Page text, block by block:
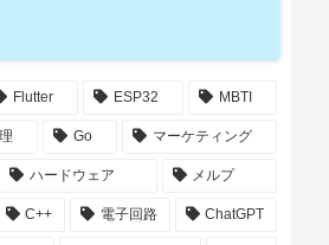
Flutter ESP32 MBTI
Go マーケティング
ハードウェア メルプ
C++ 電子回路 ChatGPT